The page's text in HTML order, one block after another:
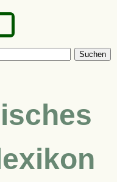
Suchen